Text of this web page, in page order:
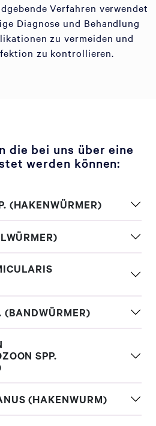
Verfahren verwendet
Diagnose und Behandlung
zu vermeiden und
zu kontrollieren.
die bei uns über eine
werden können:
(HAKENWÜRMER)
(BANDWÜRMER)
SPP.
(HAKENWURM)